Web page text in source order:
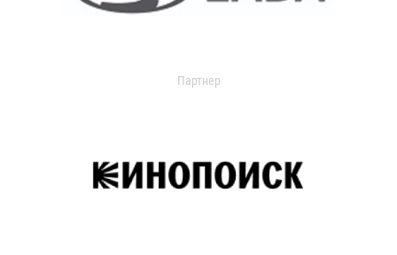
Партнер